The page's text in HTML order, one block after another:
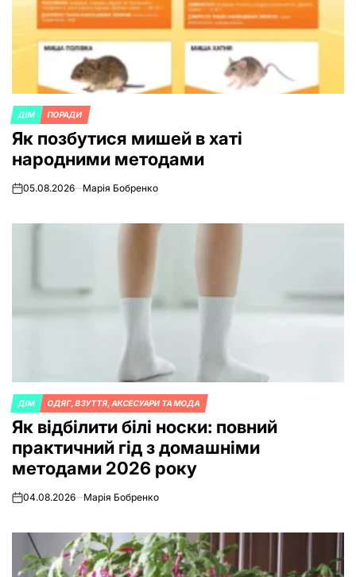
POSTED
IN
ДІМ ПОРАДИ
Як позбутися мишей в хаті
народними методами
on05.08.2026 Марія Бобренко
POSTED
IN
ДІМ ОДЯГ, ВЗУТТЯ, АКСЕСУАРИ ТА МОДА
Як відбілити білі носки: повний
практичний гід з домашніми
методами 2026 року
on04.08.2026 Марія Бобренко